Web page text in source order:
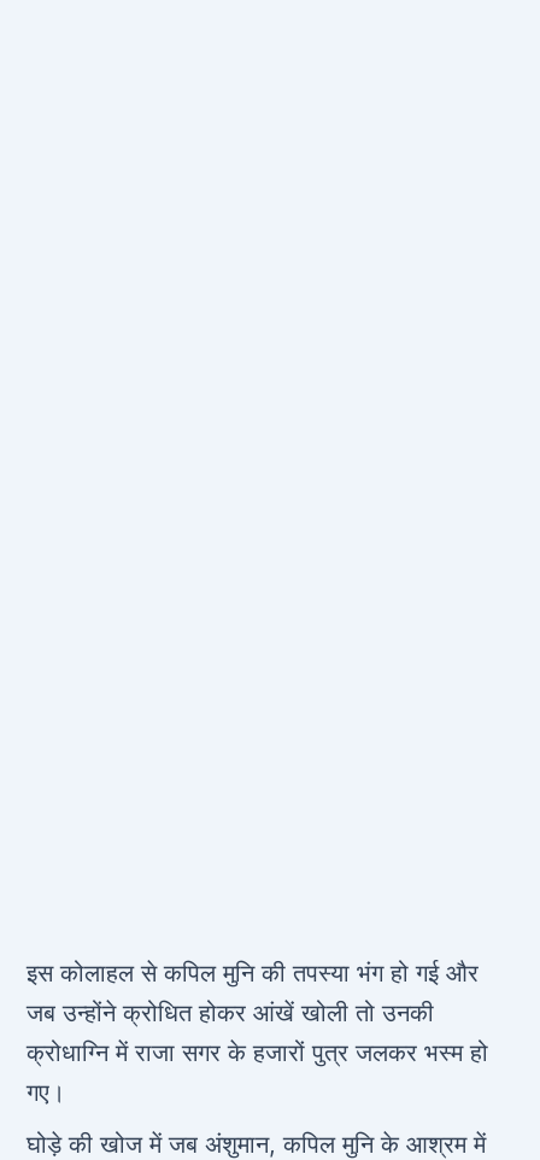
इस कोलाहल से कपिल मुनि की तपस्या भंग हो गई और
जब उन्होंने क्रोधित होकर आंखें खोली तो उनकी
क्रोधाग्नि में राजा सगर के हजारों पुत्र जलकर भस्म हो
गए।
घोड़े की खोज में जब अंशुमान, कपिल मुनि के आश्रम में